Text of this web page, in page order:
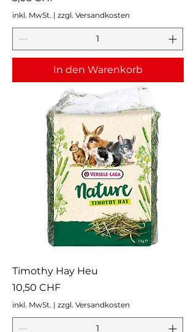
inkl. MwSt. | zzgl. Versandkosten
In den Warenkorb
Timothy Hay Heu
Preis
10,50 CHF
inkl. MwSt. | zzgl. Versandkosten